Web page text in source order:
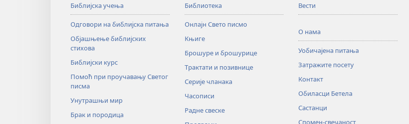
Библијска учења
Одговори на библијска питања
Објашњење библијских
стихова
Библијски курс
Помоћ при проучавању Светог
писма
Унутрашњи мир
Брак и породица
Библиотека
Онлајн Свето писмо
Књиге
Брошуре и брошурице
Трактати и позивнице
Серије чланака
Часописи
Радне свеске
Вести
О нама
Уобичајена питања
Затражите посету
Контакт
Обиласци Бетела
Састанци
Спомен-свечаност